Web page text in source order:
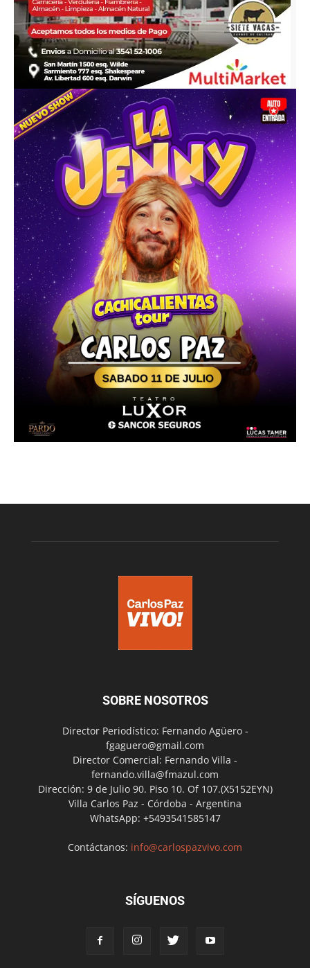
SOBRE NOSOTROS
Director Periodístico: Fernando Agüero -
fgaguero@gmail.com
Director Comercial: Fernando Villa -
fernando.villa@fmazul.com
Dirección: 9 de Julio 90. Piso 10. Of 107.(X5152EYN)
Villa Carlos Paz - Córdoba - Argentina
WhatsApp: +5493541585147
Contáctanos: info@carlospazvivo.com
SÍGUENOS